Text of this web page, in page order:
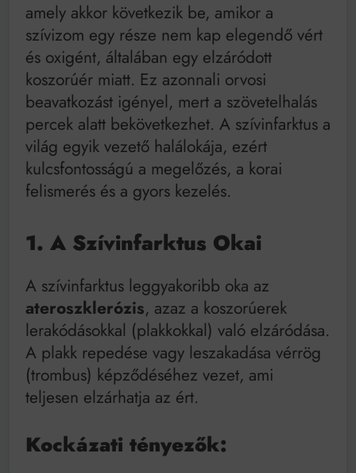
Bitumenes lapostetők: a bevált technológia akkor
működik, ha jól van felújítva
amely akkor következik be, amikor a
szívizom egy része nem kap elegendő vért
és oxigént, általában egy elzáródott
koszorúér miatt. Ez azonnali orvosi
beavatkozást igényel, mert a szövetelhalás
percek alatt bekövetkezhet. A szívinfarktus a
világ egyik vezető halálokája, ezért
kulcsfontosságú a megelőzés, a korai
felismerés és a gyors kezelés.
1. A Szívinfarktus Okai
A szívinfarktus leggyakoribb oka az
ateroszklerózis, azaz a koszorúerek
lerakódásokkal (plakkokkal) való elzáródása.
A plakk repedése vagy leszakadása vérrög
(trombus) képződéséhez vezet, ami
teljesen elzárhatja az ért.
Kockázati tényezők: